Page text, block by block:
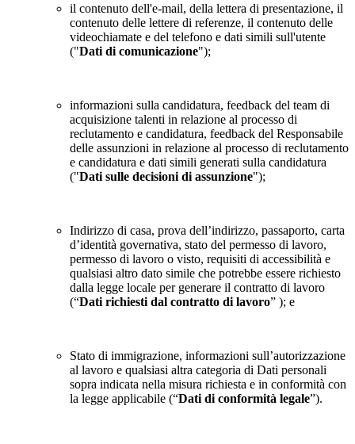
il contenuto dell'e-mail, della lettera di presentazione, il
contenuto delle lettere di referenze, il contenuto delle
videochiamate e del telefono e dati simili sull'utente
("Dati di comunicazione");
informazioni sulla candidatura, feedback del team di
acquisizione talenti in relazione al processo di
reclutamento e candidatura, feedback del Responsabile
delle assunzioni in relazione al processo di reclutamento
e candidatura e dati simili generati sulla candidatura
("Dati sulle decisioni di assunzione");
Indirizzo di casa, prova dell’indirizzo, passaporto, carta
d’identità governativa, stato del permesso di lavoro,
permesso di lavoro o visto, requisiti di accessibilità e
qualsiasi altro dato simile che potrebbe essere richiesto
dalla legge locale per generare il contratto di lavoro
(“Dati richiesti dal contratto di lavoro” ); e
Stato di immigrazione, informazioni sull’autorizzazione
al lavoro e qualsiasi altra categoria di Dati personali
sopra indicata nella misura richiesta e in conformità con
la legge applicabile (“Dati di conformità legale”).